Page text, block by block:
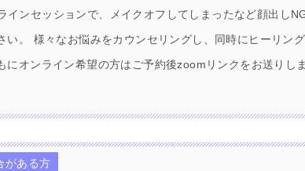
インセッションで、メイクオフしてしまったなど顔出し
い。 様々なお悩みをカウンセリングし、同時にヒーリン
にオンライン希望の方はご予約後zoomリンクをお送りし
がある方